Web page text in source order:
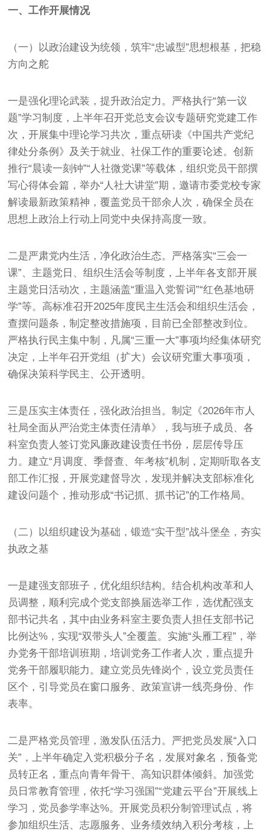
一、工作开展情况
（一）以政治建设为统领，筑牢“忠诚型”思想根基，把稳
方向之舵
一是强化理论武装，提升政治定力。严格执行“第一议
题”学习制度，上半年召开党总支会议专题研究党建工作
次，开展集中理论学习共次，重点研读《中国共产党纪
律处分条例》及关于就业、社保工作的重要论述。创新
推行“晨读一刻钟”“人社微党课”等载体，组织党员干部撰
写心得体会篇，举办“人社大讲堂”期，邀请市委党校专家
解读最新政策精神，覆盖党员干部余人次，确保全员在
思想上政治上行动上同党中央保持高度一致。
二是严肃党内生活，净化政治生态。严格落实“三会一
课”、主题党日、组织生活会等制度，上半年各支部开展
主题党日活动次，主题涵盖“重温入党誓词”“红色基地研
学”等。高标准召开2025年度民主生活会和组织生活会，
查摆问题条，制定整改措施项，目前已全部整改到位。
严格执行民主集中制，凡属“三重一大”事项均经集体研究
决定，上半年召开党组（扩大）会议研究重大事项项，
确保决策科学民主、公开透明。
三是压实主体责任，强化政治担当。制定《2026年市人
社局全面从严治党主体责任清单》，我与班子成员、各
科室负责人签订党风廉政建设责任书份，层层传导压
力。建立“月调度、季督查、年考核”机制，定期听取各支
部工作汇报，开展党建督导次，发现并解决支部标准化
建设问题个，推动形成“书记抓、抓书记”的工作格局。
（二）以组织建设为基础，锻造“实干型”战斗堡垒，夯实
执政之基
一是建强支部班子，优化组织结构。结合机构改革和人
员调整，顺利完成个党支部换届选举工作，选优配强支
部书记共名，其中由业务科室主要负责人担任支部书记
比例达%，实现“双带头人”全覆盖。实施“头雁工程”，举
办党务干部培训班期，培训党务工作者人次，重点提升
党务干部履职能力。建立党员先锋岗个，设立党员责任
区个，引导党员在窗口服务、政策宣讲一线亮身份、作
表率。
二是严格党员管理，激发队伍活力。严把党员发展“入口
关”，上半年确定入党积极分子名，发展对象名，预备党
员转正名，重点向青年骨干、高知识群体倾斜。加强党
员日常教育管理，依托“学习强国”“党建云平台”开展线上
学习，党员参学率达%。开展党员积分制管理试点，将
参加组织生活、志愿服务、业务绩效纳入积分考核，上